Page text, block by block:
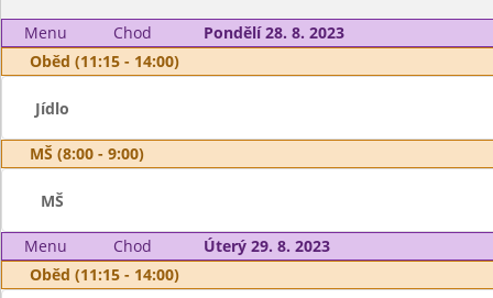
Menu Chod
Pondělí 28. 8. 2023
Oběd (11:15 - 14:00)
Jídlo
MŠ (8:00 - 9:00)
MŠ
Menu Chod
Úterý 29. 8. 2023
Oběd (11:15 - 14:00)